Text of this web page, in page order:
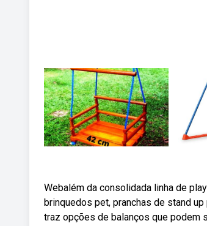
Webalém da consolidada linha de
brinquedos pet, pranchas de stand
traz opções de balanços que podem